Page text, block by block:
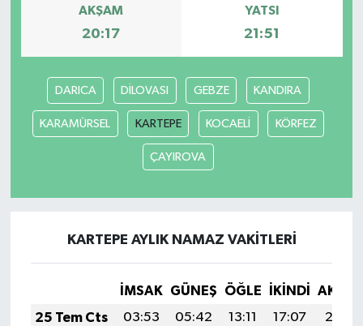
AKŞAM
20:17
YATSI
21:51
DARICA DİLOVASI GEBZE KANDIRA
KARAMÜRSEL KARTEPE KOCAELİ KÖRFEZ
ÇAYIROVA
KARTEPE AYLIK NAMAZ VAKITLERI
İMSAK GÜNEŞ ÖĞLE İKINDI
25 Tem Cts
03:53 05:42 13:11 17:07
20:31
YUNUSEMRE
MANİSA'YI KEŞFET
TÜRKİYE'DE TREND HABERLER
ÖZEL HABER